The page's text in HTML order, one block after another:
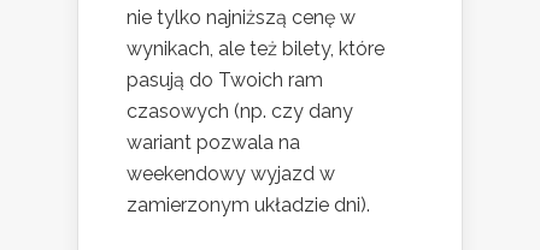
nie tylko najniższą cenę w
wynikach, ale też bilety, które
pasują do Twoich ram
czasowych (np. czy dany
wariant pozwala na
weekendowy wyjazd w
zamierzonym układzie dni).